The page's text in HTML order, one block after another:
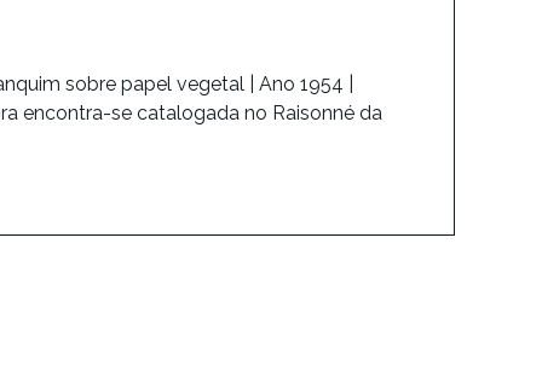
sobre papel vegetal | Ano 1954 |
encontra-se catalogada no Raisonné da